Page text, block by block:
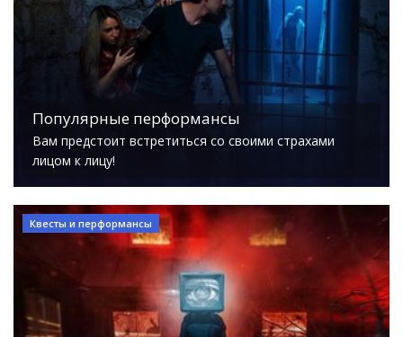
Популярные перформансы
Вам предстоит встретиться со своими страхами
лицом к лицу!
Квесты и перформансы